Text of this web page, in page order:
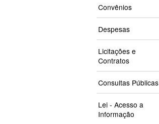
Convênios
Despesas
Licitações e
Contratos
Consultas Públicas
Lei - Acesso a
Informação